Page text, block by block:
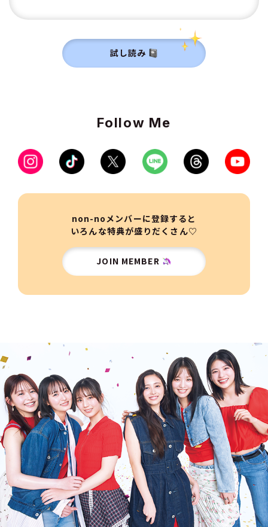
試し読み
Follow Me
non-noメンバーに登録すると
いろんな特典が盛りだくさん♡
JOIN MEMBER